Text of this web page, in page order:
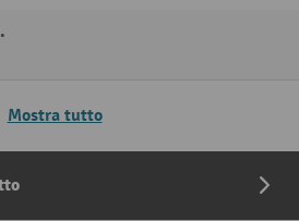
Mostra tutto